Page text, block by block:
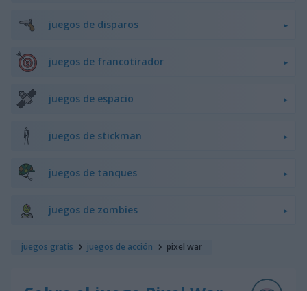
juegos de disparos
juegos de francotirador
juegos de espacio
juegos de stickman
juegos de tanques
juegos de zombies
juegos gratis juegos de acción pixel war